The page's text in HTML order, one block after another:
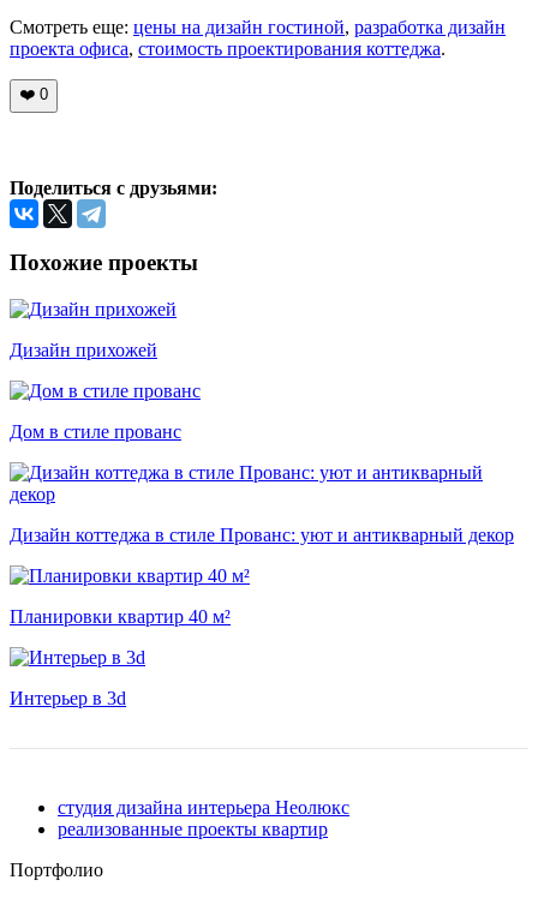
Смотреть еще: цены на дизайн гостиной, разработка дизайн
проекта офиса, стоимость проектирования коттеджа.
❤️ 0
Поделиться с друзьями:
Похожие проекты
Дизайн прихожей
Дом в стиле прованс
Дизайн коттеджа в стиле Прованс: уют и антикварный декор
Планировки квартир 40 м²
Интерьер в 3d
студия дизайна интерьера Неолюкс
реализованные проекты квартир
Портфолио